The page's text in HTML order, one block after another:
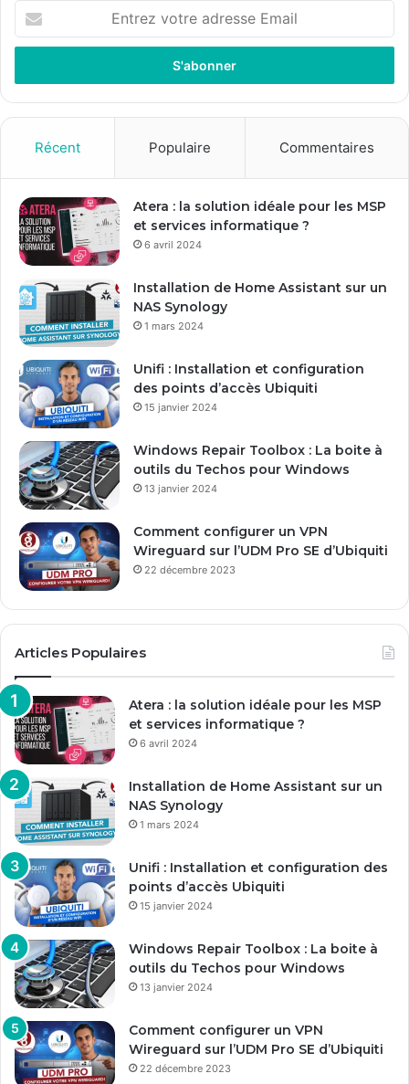
t
e
z
r
e
a
d
s
e
m
a
Récent Populaire Commentaires
Atera : la solution idéale pour les MSP
et services informatique ?
6 avril 2024
Installation de Home Assistant sur un
NAS Synology
1 mars 2024
Unifi : Installation et configuration
des points d’accès Ubiquiti
15 janvier 2024
Windows Repair Toolbox : La boite à
outils du Techos pour Windows
13 janvier 2024
Comment configurer un VPN
Wireguard sur l’UDM Pro SE d’Ubiquiti
22 décembre 2023
Articles Populaires
Atera : la solution idéale pour les MSP
et services informatique ?
6 avril 2024
Installation de Home Assistant sur un
NAS Synology
1 mars 2024
Unifi : Installation et configuration des
points d’accès Ubiquiti
15 janvier 2024
Windows Repair Toolbox : La boite à
outils du Techos pour Windows
13 janvier 2024
Comment configurer un VPN
Wireguard sur l’UDM Pro SE d’Ubiquiti
22 décembre 2023